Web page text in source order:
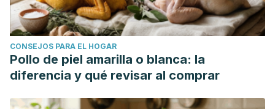
CONSEJOS PARA EL HOGAR
Pollo de piel amarilla o blanca: la
diferencia y qué revisar al comprar